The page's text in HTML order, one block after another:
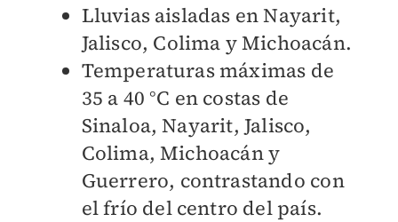
Lluvias aisladas en Nayarit,
Jalisco, Colima y Michoacán.
Temperaturas máximas de
35 a 40 °C en costas de
Sinaloa, Nayarit, Jalisco,
Colima, Michoacán y
Guerrero, contrastando con
el frío del centro del país.